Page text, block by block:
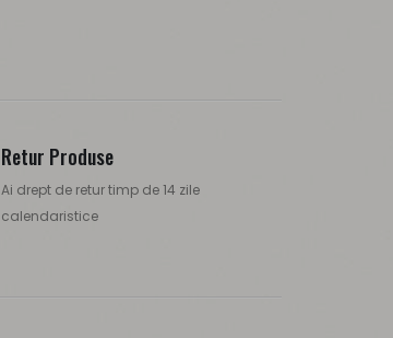
Retur Produse
Ai drept de retur timp de 14 zile
calendaristice